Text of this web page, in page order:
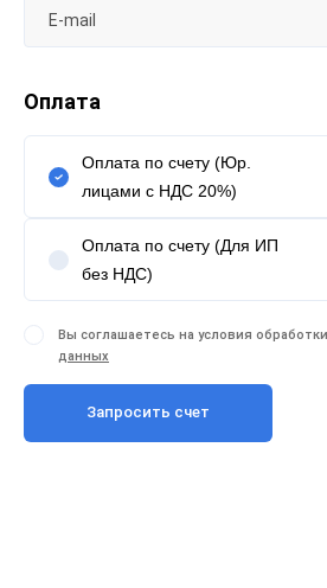
Оплата
Оплата по счету (Юр.
лицами с НДС 20%)
Оплата по счету (Для ИП
без НДС)
Вы соглашаетесь на условия
данных